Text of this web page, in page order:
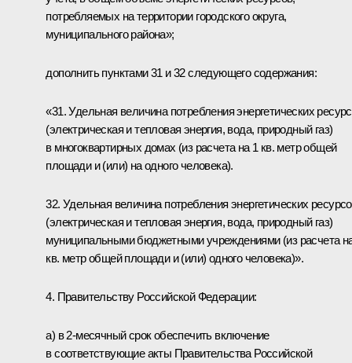
потребляемых на территории городского округа,
муниципального района»;
дополнить пунктами 31 и 32 следующего содержания:
«31. Удельная величина потребления энергетических
(электрическая и тепловая энергия, вода, природный газ)
в многоквартирных домах (из расчета на 1 кв. метр общей
площади и (или) на одного человека).
32. Удельная величина потребления энергетических
(электрическая и тепловая энергия, вода, природный газ)
муниципальными бюджетными учреждениями (из расчета
кв. метр общей площади и (или) одного человека)».
4. Правительству Российской Федерации:
а) в 2-месячный срок обеспечить включение
в соответствующие акты Правительства Российской